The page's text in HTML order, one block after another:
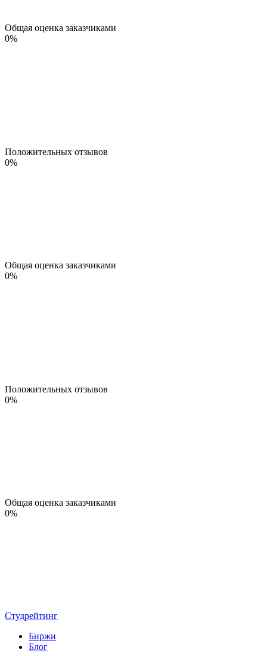
Общая оценка заказчиками
0%
Положительных отзывов
0%
Общая оценка заказчиками
0%
Положительных отзывов
0%
Общая оценка заказчиками
0%
Студрейтинг
Биржи
Блог